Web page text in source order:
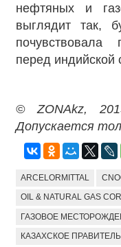
нефтяных и
выглядит так,
почувствовала
перед индийской
© ZONAkz,
Допускается
ARCELORMITTAL
OIL & NATURAL GAS
ГАЗОВОЕ
КАЗАХСКОЕ